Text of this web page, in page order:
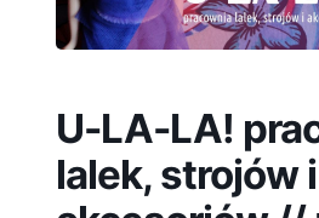
U-LA-LA!
lalek, strojów i